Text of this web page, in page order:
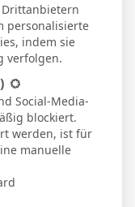
Drittanbietern
personalisierte
indem sie
verfolgen.
Social-Media-
blockiert.
werden, ist für
manuelle